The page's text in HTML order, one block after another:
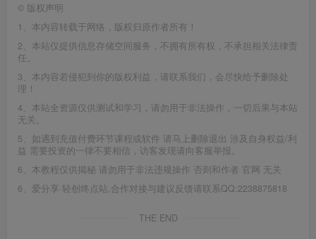
© 版权声明
1、本内容转载于网络，版权归原作者所有！
2、本站仅提供信息存储空间服务，不拥有所有权，不承担相关法律责
任。
3、本内容若侵犯到你的版权利益，请联系我们，会尽快给予删除处
理！
4、本站全资源仅供测试和学习，请勿用于非法操作，一切后果与本站
无关。
5、如遇到充值付费环节课程或软件 请马上删除退出 涉及自身权益/利
益 需要投资的一律不要相信，访客发现请向客服举报。
6、本教程仅供揭秘 请勿用于非法违规操作 否则和作者 官网 无关
6、爱分享·轻创终点站,合作对接与建议反馈请联系QQ:2238875818
THE END